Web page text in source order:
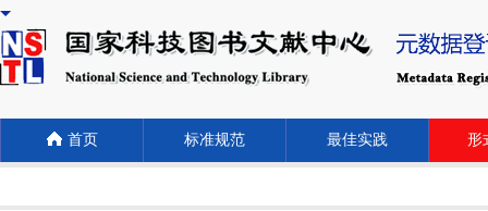
首页 标准规范 最佳实践 形